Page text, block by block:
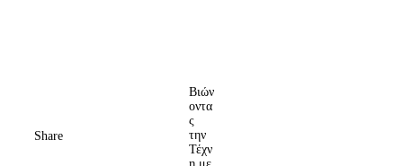
Share
Βιών
οντα
ς
την
Τέχν